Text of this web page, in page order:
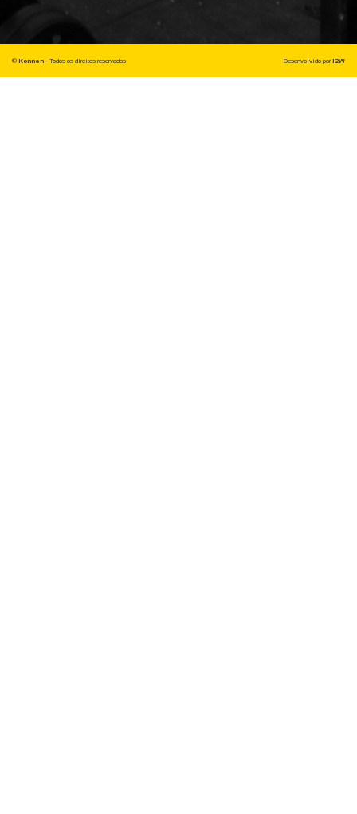
© Konnen - Todos os direitos reservados Desenvolvido por I2W